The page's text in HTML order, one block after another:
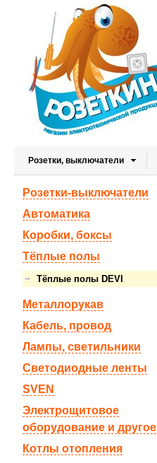
Розетки, выключатели
Розетки-выключатели
Автоматика
Коробки, боксы
Тёплые полы
Тёплые полы DEVI
Металлорукав
Кабель, провод
Лампы, светильники
Светодиодные ленты
SVEN
Электрощитовое
оборудование и другое
Котлы отопления